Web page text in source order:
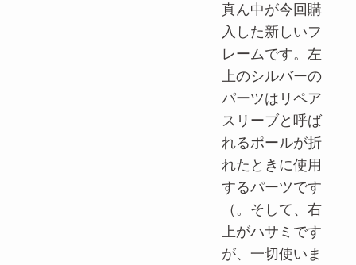
真ん中が今回購
入した新しいフ
レームです。左
上のシルバーの
パーツはリペア
スリーブと呼ば
れるポールが折
れたときに使用
するパーツです
（。そして、右
上がハサミです
が、一切使いま